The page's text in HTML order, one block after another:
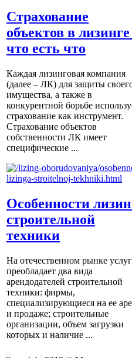
Страхование
объектов в
что есть что
Каждая лизинговая компания
(далее – ЛК) для защиты
имущества, а также в
конкурентной борьбе
страхование как инструмент.
Страхование объектов
собственности ЛК имеет
специфические ...
Особенности
строительной
техники
На отечественном рынке услуг
преобладает два вида
арендодателей строительной
техники: фирмы,
специализирующиеся на ее
и продаже; строительные
организации, объем загрузки
которых и наличие ...